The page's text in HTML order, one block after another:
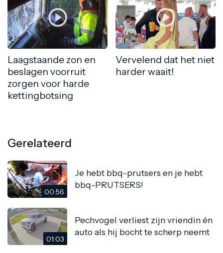
Laagstaande zon en
beslagen voorruit
zorgen voor harde
kettingbotsing
Vervelend dat het niet
harder waait!
Gerelateerd
00:56
Je hebt bbq-prutsers en je hebt
bbq-PRUTSERS!
01:03
Pechvogel verliest zijn vriendin én
auto als hij bocht te scherp neemt